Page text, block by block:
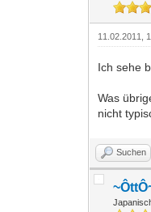
11.02.2011,
Ich sehe
Was
nicht
Suchen